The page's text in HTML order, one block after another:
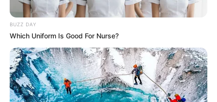
BUZZ DAY
Which Uniform Is Good For Nurse?